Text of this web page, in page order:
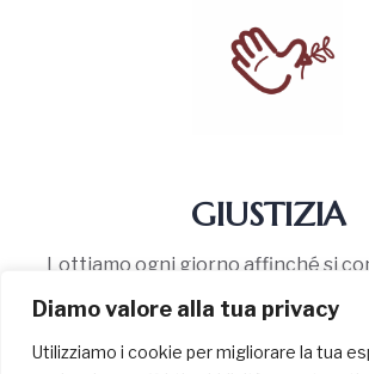
Diamo valore alla tua privacy
Utilizziamo i cookie per migliorare la tua
GIUSTIZIA
Lottiamo ogni giorno affinché si
giustizia, non per carità!